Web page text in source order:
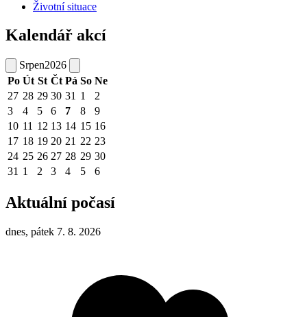
Životní situace
Kalendář akcí
Srpen2026
Po Út St Čt Pá So Ne
27 28 29 30 31 1
2
3
4 5 6 7 8
9
10 11 12 13 14 15 16
17 18 19 20 21 22 23
24 25 26 27 28 29 30
31 1 2 3 4 5 6
Aktuální počasí
dnes, pátek 7. 8. 2026